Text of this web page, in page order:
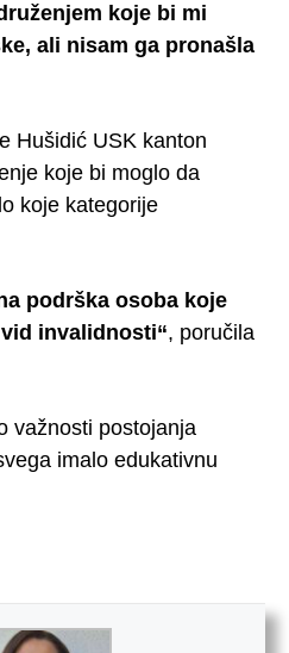
koje bi mi
ali nisam ga pronašla
Hušidić USK kanton
koje bi moglo da
koje kategorije
podrška osoba koje
invalidnosti“, poručila
važnosti postojanja
imalo edukativnu